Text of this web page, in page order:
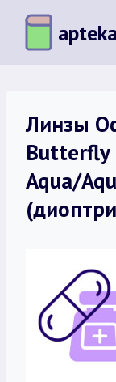
Перейти
содержимому
Линзы
Butterfly
Aqua/